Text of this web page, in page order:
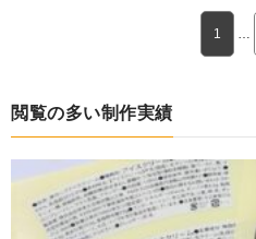
1 …
閲覧の多い制作実績